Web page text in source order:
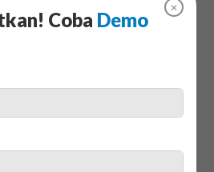
✕
Coba Demo
Kontraktor Terbaik bagi